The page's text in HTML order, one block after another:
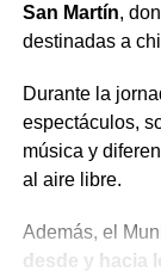
San Martín,
destinadas a
Durante la
espectáculos,
música y
al aire libre.
Además, el
desde y hacia